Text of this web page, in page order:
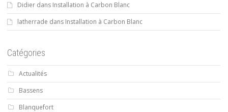
Didier dans Installation à Carbon Blanc
latherrade dans Installation à Carbon Blanc
Catégories
Actualités
Bassens
Blanquefort